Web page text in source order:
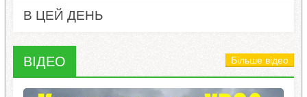
В ЦЕЙ ДЕНЬ
ВІДЕО Більше відео